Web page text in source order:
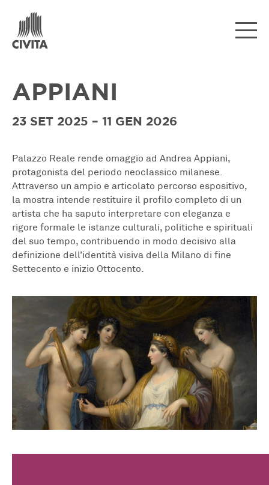
APPIANI
23 SET 2025 – 11 GEN 2026
Palazzo Reale rende omaggio ad Andrea Appiani,
protagonista del periodo neoclassico milanese.
Attraverso un ampio e articolato percorso espositivo,
la mostra intende restituire il profilo completo di un
artista che ha saputo interpretare con eleganza e
rigore formale le istanze culturali, politiche e spirituali
del suo tempo, contribuendo in modo decisivo alla
definizione dell’identità visiva della Milano di fine
Settecento e inizio Ottocento.